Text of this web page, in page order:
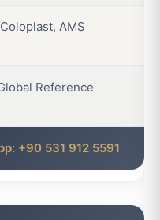
AMS
Reference
+90 531 912 5591